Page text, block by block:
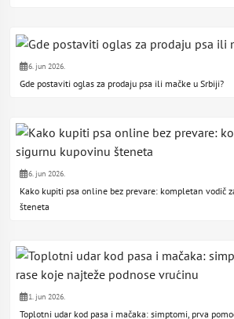
6. jun 2026.
Gde postaviti oglas za prodaju psa ili mačke u Srbiji?
6. jun 2026.
Kako kupiti psa online bez prevare: kompletan vodič
šteneta
1. jun 2026.
Toplotni udar kod pasa i mačaka: simptomi, prva